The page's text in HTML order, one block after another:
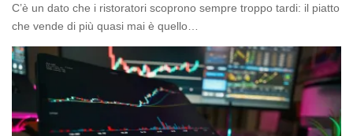
C’è un dato che i ristoratori scoprono sempre troppo tardi: il piatto
che vende di più quasi mai è quello…